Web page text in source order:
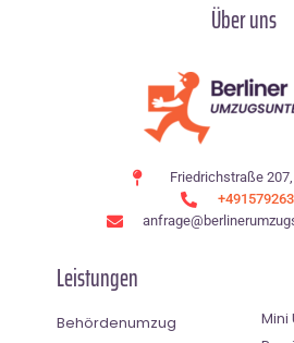
Über uns
Friedrichstraße
Leistungen
Behördenumzug
Mini